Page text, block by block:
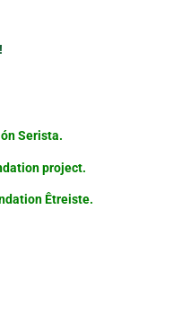
Serista.
project.
Êtreiste.